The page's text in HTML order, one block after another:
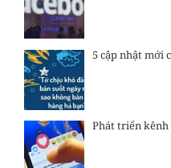
5 cập nhật mới
Phát triển kênh